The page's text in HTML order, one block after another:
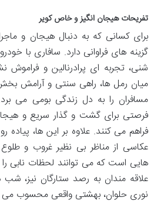
تفریحات هیجان انگیز و خاص کویر
برای کسانی که به دنبال هیجان و
گزینه های فراوانی دارد. سافاری با
شنی، تجربه ای پرادرنالین و
میان رمل ها، راهی سنتی و آرامش
مسافران را به دل زندگی بومی می
فرصتی برای گشت و گذار سریع و
فراهم می کنند. علاوه بر این ها،
عکاسی از مناظر بی نظیر غروب و
هایی است که می توانند لحظات نابی را
علاقه مندان به رصد ستارگان نیز،
نوری حلوان، بهشتی واقعی محسوب